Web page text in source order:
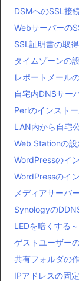
DSMへのSSL接
Webサーバーの
SSL証明書の取
タイムゾーンの
レポートメール
自宅内DNSサー
Perlのインスト
LAN内から自宅
Web Stationの
WordPressのイ
WordPressのイ
メディアサーバ
Synologyの
LEDを暗くする
ゲストユーザー
共有フォルダの
IPアドレスの固